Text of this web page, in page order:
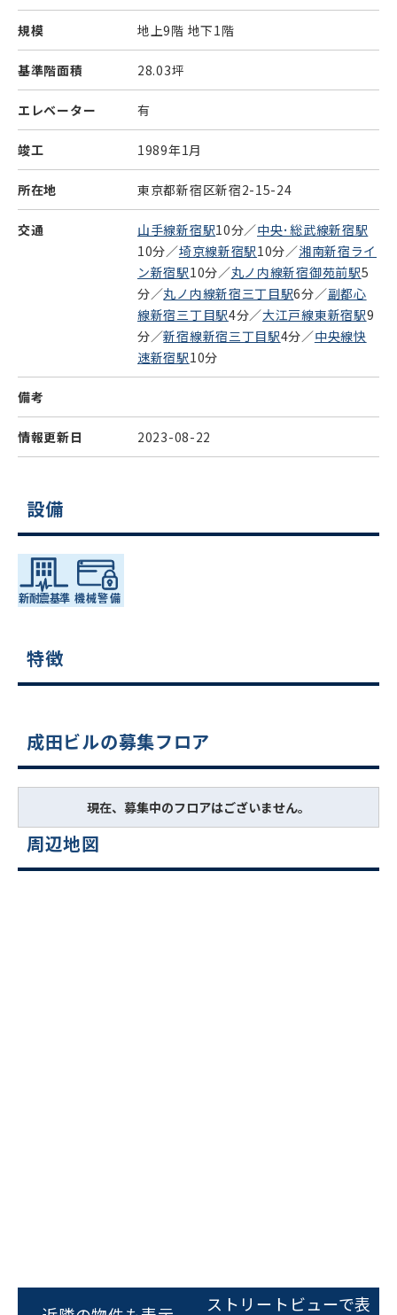
規模 地上9階 地下1階
基準階面積 28.03坪
エレベーター 有
竣工 1989年1月
所在地 東京都新宿区新宿2-15-24
交通 山手線新宿駅10分／中央･総武線新宿駅
10分／埼京線新宿駅10分／湘南新宿ライ
ン新宿駅10分／丸ノ内線新宿御苑前駅5
分／丸ノ内線新宿三丁目駅6分／副都心
線新宿三丁目駅4分／大江戸線東新宿駅9
分／新宿線新宿三丁目駅4分／中央線快
速新宿駅10分
備考
情報更新日 2023-08-22
設備
特徴
成田ビルの募集フロア
現在、募集中のフロアはございません。
周辺地図
ストリートビューで表